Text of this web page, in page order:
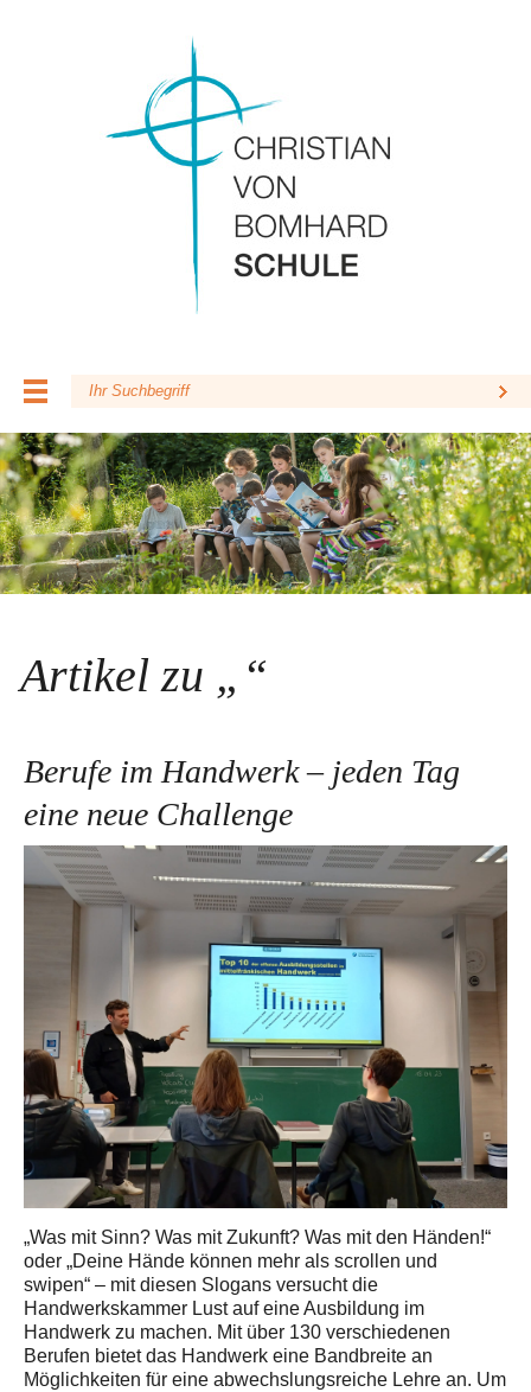
Artikel zu „“
Berufe im Handwerk – jeden Tag
eine neue Challenge
„Was mit Sinn? Was mit Zukunft? Was mit den Händen!“
oder „Deine Hände können mehr als scrollen und
swipen“ – mit diesen Slogans versucht die
Handwerkskammer Lust auf eine Ausbildung im
Handwerk zu machen. Mit über 130 verschiedenen
Berufen bietet das Handwerk eine Bandbreite an
Möglichkeiten für eine abwechslungsreiche Lehre an. Um